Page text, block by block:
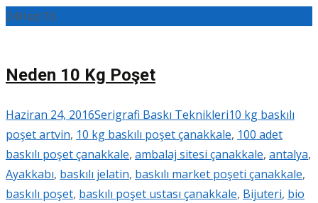
24Haz/16
Neden 10 Kg Poşet
Haziran 24, 2016Serigrafi Baskı Teknikleri10 kg baskılı
poşet artvin, 10 kg baskılı poşet çanakkale, 100 adet
baskılı poşet çanakkale, ambalaj sitesi çanakkale, antalya,
Ayakkabı, baskılı jelatin, baskılı market poşeti çanakkale,
baskılı poşet, baskılı poşet ustası çanakkale, Bijuteri, bio